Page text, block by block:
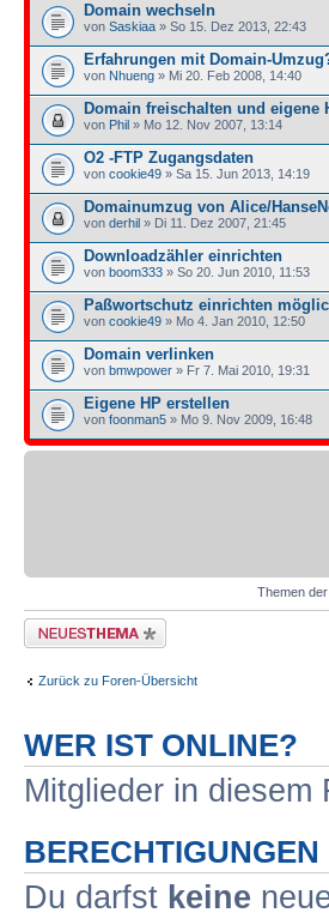
Domain wechseln
von Saskiaa » So 15. Dez 2013, 22:43
Erfahrungen mit Domain-
von Nhueng » Mi 20. Feb 2008, 14:40
Domain freischalten und eigene
von Phil » Mo 12. Nov 2007, 13:14
O2 -FTP Zugangsdaten
von cookie49 » Sa 15. Jun 2013, 14:19
Domainumzug von Alice/
von derhil » Di 11. Dez 2007, 21:45
Downloadzähler einrichten
von boom333 » So 20. Jun 2010, 11:53
Paßwortschutz einrichten
von cookie49 » Mo 4. Jan 2010, 12:50
Domain verlinken
von bmwpower » Fr 7. Mai 2010, 19:31
Eigene HP erstellen
von foonman5 » Mo 9. Nov 2009, 16:48
Themen
Neues Thema erstellen
Zurück zu Foren-Übersicht
WER IST ONLINE?
Mitglieder in diesem
Du darfst keine